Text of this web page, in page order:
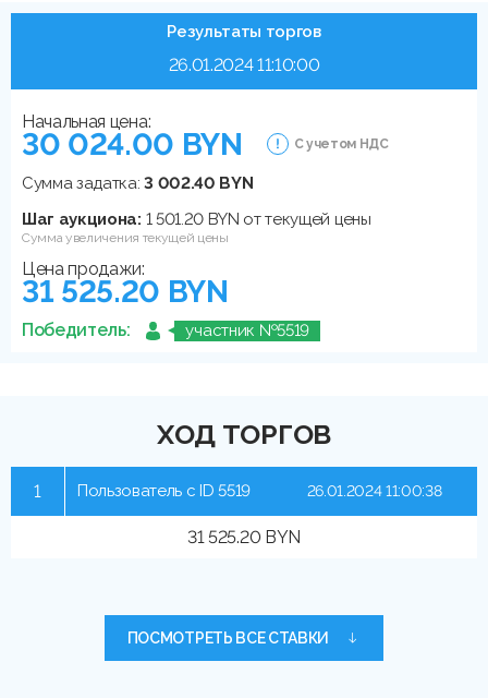
Результаты торгов
26.01.2024 11:10:00
Начальная цена:
30 024.00 BYN С учетом НДС
Сумма задатка:3 002.40 BYN
Шаг аукциона: 1 501.20 BYN от текущей цены
Сумма увеличения текущей цены
Цена продажи:
31 525.20 BYN
Победитель: участник №5519
ХОД ТОРГОВ
1 Пользователь с ID 5519
31 525.20 BYN
26.01.2024 11:00:38
ПОСМОТРЕТЬ ВСЕ СТАВКИ